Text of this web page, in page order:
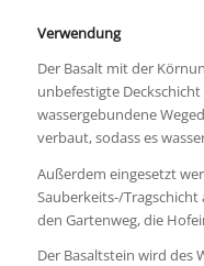
Verwendung
Der Basalt mit der
unbefestigte
wassergebundene
verbaut, sodass es
Außerdem eingesetzt
Sauberkeits-/
den Gartenweg, die
Der Basaltstein wird des